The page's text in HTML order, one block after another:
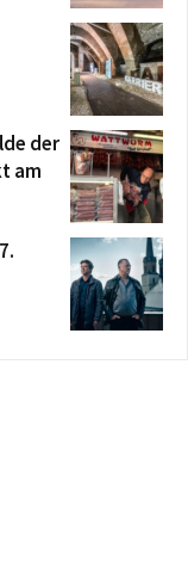
der
am